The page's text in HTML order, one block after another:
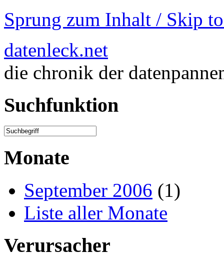
Sprung zum Inhalt / Skip
datenleck.net
die chronik der
Suchfunktion
Monate
September 2006 (1)
Liste aller Monate
Verursacher